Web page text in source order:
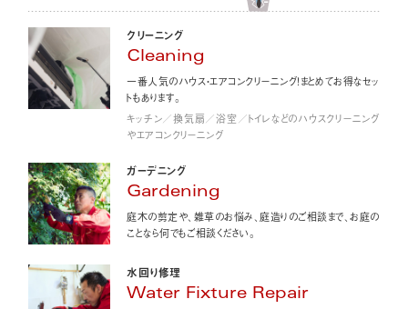
クリーニング
Cleaning
一番人気のハウス・エアコンクリーニング！まとめてお得なセッ
トもあります。
キッチン／換気扇／浴室／トイレなどのハウスクリーニング
やエアコンクリーニング
ガーデニング
Gardening
庭木の剪定や、雑草のお悩み、庭造りのご相談まで、お庭の
ことなら何でもご相談ください。
水回り修理
Water Fixture Repair